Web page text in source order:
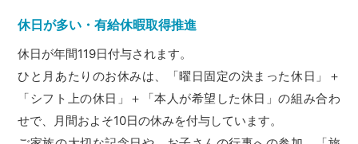
休日が多い・有給休暇取得推進
休日が年間119日付与されます。
ひと月あたりのお休みは、「曜日固定の決まった休日」＋
「シフト上の休日」＋「本人が希望した休日」の組み合わ
せで、月間およそ10日の休みを付与しています。